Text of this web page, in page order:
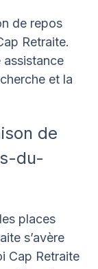
de repos
Retraite.
et la
de
du-
places
s’avère
Cap Retraite